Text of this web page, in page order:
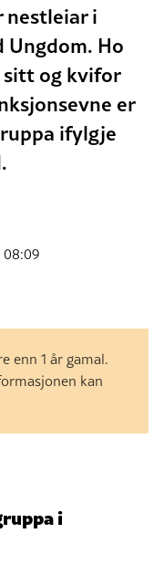
nestleiar i
Ho
og kvifor
er
ifylgje
08:09
enn 1 år gamal.
kan
i